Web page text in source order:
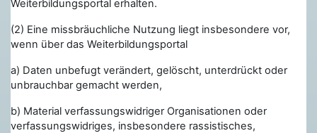
Weiterbildungsportal erhalten.
(2) Eine missbräuchliche Nutzung liegt insbesondere vor,
wenn über das Weiterbildungsportal
a) Daten unbefugt verändert, gelöscht, unterdrückt oder
unbrauchbar gemacht werden,
b) Material verfassungswidriger Organisationen oder
verfassungswidriges, insbesondere rassistisches,